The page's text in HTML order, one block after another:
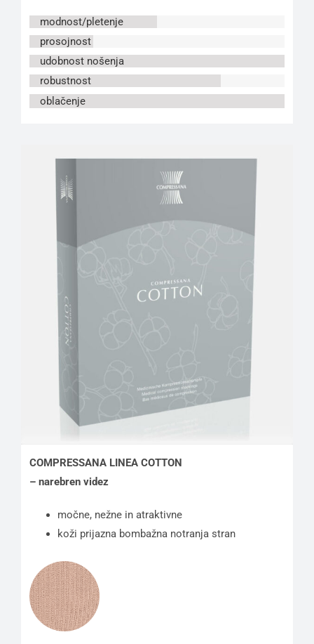
modnost/pletenje
prosojnost
udobnost nošenja
robustnost
oblačenje
COMPRESSANA LINEA COTTON
– narebren videz
močne, nežne in atraktivne
koži prijazna bombažna notranja stran